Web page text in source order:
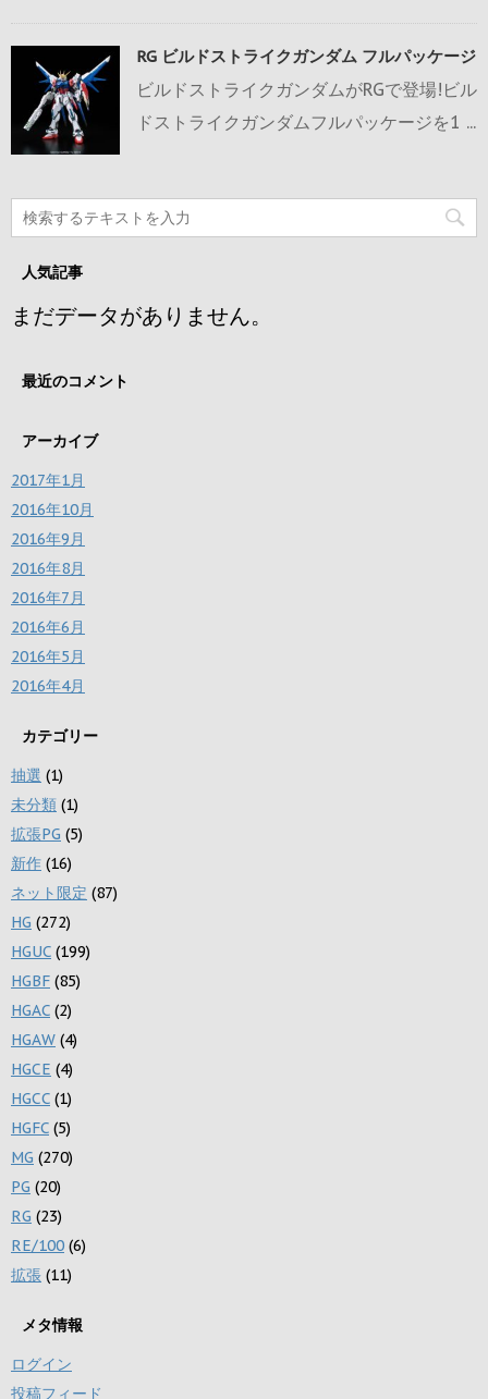
RG ビルドストライクガンダム フルパッケージ
ビルドストライクガンダムがRGで登場!ビル
ドストライクガンダムフルパッケージを1 ...
人気記事
まだデータがありません。
最近のコメント
アーカイブ
2017年1月
2016年10月
2016年9月
2016年8月
2016年7月
2016年6月
2016年5月
2016年4月
カテゴリー
抽選 (1)
未分類 (1)
拡張PG (5)
新作 (16)
ネット限定 (87)
HG (272)
HGUC (199)
HGBF (85)
HGAC (2)
HGAW (4)
HGCE (4)
HGCC (1)
HGFC (5)
MG (270)
PG (20)
RG (23)
RE/100 (6)
拡張 (11)
メタ情報
ログイン
投稿フィード